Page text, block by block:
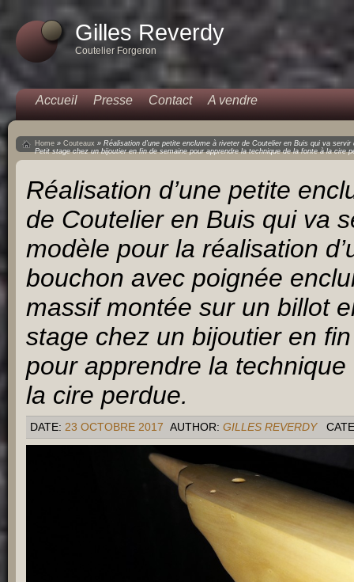
Gilles Reverdy
Coutelier Forgeron
Accueil Presse Contact A vendre
Home » Couteaux » Réalisation d’une petite enclume à riveter de Coutelier en Buis qui va
Petit stage chez un bijoutier en fin de semaine pour apprendre la technique de la fonte à la cire
Réalisation d’une petite
de Coutelier en Buis qui va
modèle pour la réalisation
bouchon avec poignée
massif montée sur un billot
stage chez un bijoutier en
pour apprendre la
la cire perdue.
DATE: 23 OCTOBRE 2017 AUTHOR: GILLES REVERDY